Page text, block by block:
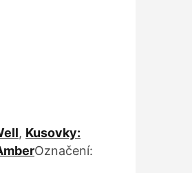
, Kusovky:
Označení: